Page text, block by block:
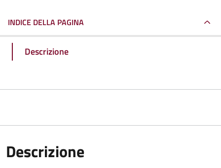
INDICE DELLA PAGINA
Descrizione
Descrizione